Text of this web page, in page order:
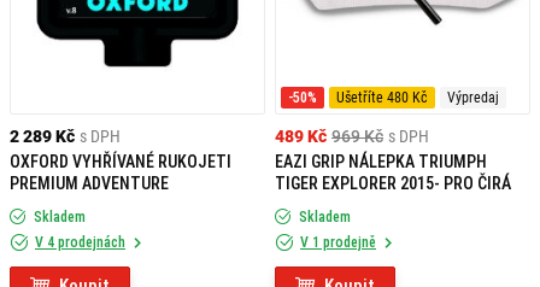
2 289 Kč s DPH
OXFORD VYHŘÍVANÉ RUKOJETI
PREMIUM ADVENTURE
Skladem
V 4 prodejnách
-50% Ušetříte 480 Kč Výpredaj
969 Kč
489 Kč
s DPH
EAZI GRIP NÁLEPKA TRIUMPH
TIGER EXPLORER 2015- PRO ČIRÁ
Skladem
V 1 prodejně